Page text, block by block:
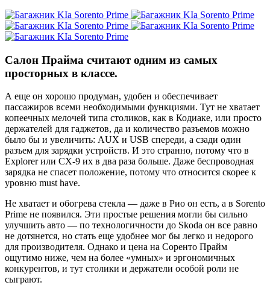
Салон Прайма считают одним из самых
просторных в классе.
А еще он хорошо продуман, удобен и обеспечивает
пассажиров всеми необходимыми функциями. Тут не хватает
копеечных мелочей типа столиков, как в Кодиаке, или просто
держателей для гаджетов, да и количество разъемов можно
было бы и увеличить: AUX и USB спереди, а сзади один
разъем для зарядки устройств. И это странно, потому что в
Explorer или CX-9 их в два раза больше. Даже беспроводная
зарядка не спасет положение, потому что относится скорее к
уровню must have.
Не хватает и обогрева стекла — даже в Рио он есть, а в Sorento
Prime не появился. Эти простые решения могли бы сильно
улучшить авто — по технологичности до Skoda он все равно
не дотянется, но стать еще удобнее мог бы легко и недорого
для производителя. Однако и цена на Соренто Прайм
ощутимо ниже, чем на более «умных» и эргономичных
конкурентов, и тут столики и держатели особой роли не
сыграют.